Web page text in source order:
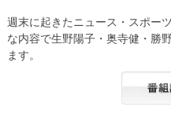
週末に起きたニュース・スポー
な内容で生野陽子・奥寺健・勝
ます。